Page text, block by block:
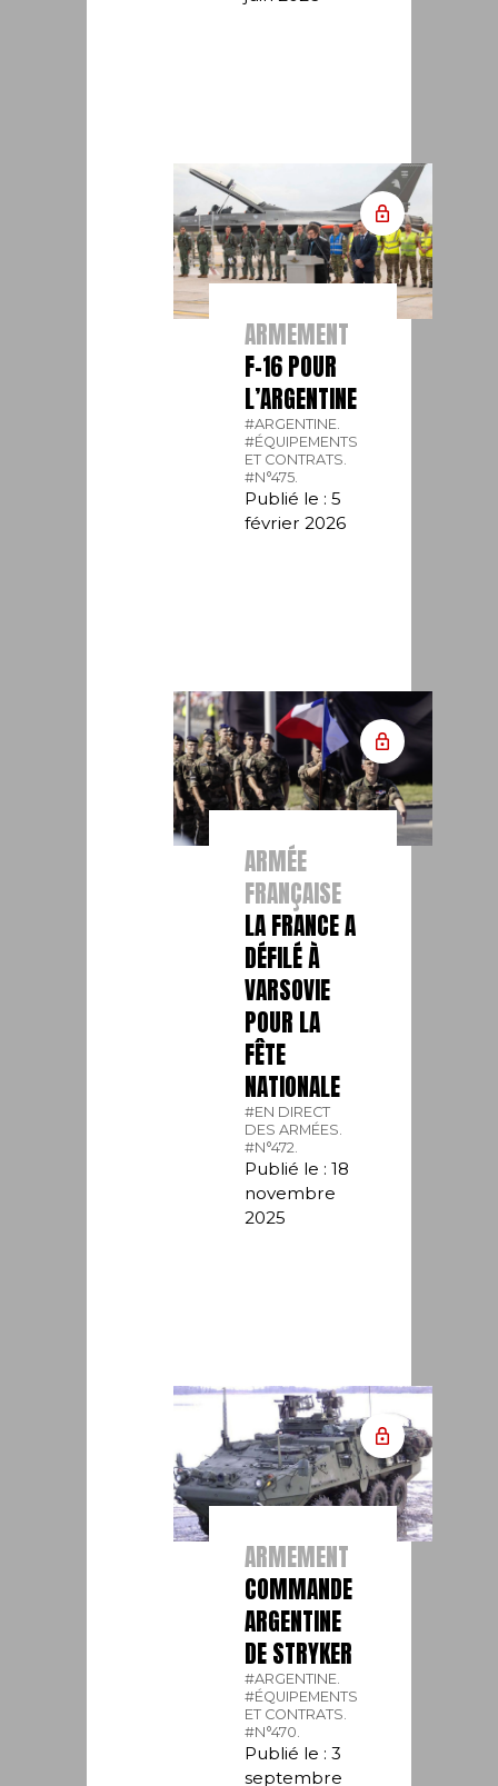
ARMEMENT
F-16 POUR
L’ARGENTINE
#ARGENTINE.
#ÉQUIPEMENTS
ET CONTRATS.
#N°475.
Publié le : 5
février 2026
ARMÉE
FRANÇAISE
LA FRANCE A
DÉFILÉ À
VARSOVIE
POUR LA
FÊTE
NATIONALE
#EN DIRECT
DES ARMÉES.
#N°472.
Publié le : 18
novembre
2025
ARMEMENT
COMMANDE
ARGENTINE
DE STRYKER
#ARGENTINE.
#ÉQUIPEMENTS
ET CONTRATS.
#N°470.
Publié le : 3
septembre